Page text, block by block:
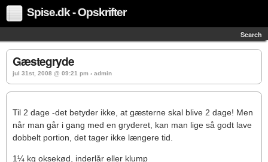
Spise.dk - Opskrifter
Search
Gæstegryde
jul 31st, 2008 @ 09:21 pm › admin
Til 2 dage -det betyder ikke, at gæsterne skal blive 2 dage! Men
når man går i gang med en gryderet, kan man lige så godt lave
dobbelt portion, det tager ikke længere tid.
1¼ kg oksekød, inderlår eller klump